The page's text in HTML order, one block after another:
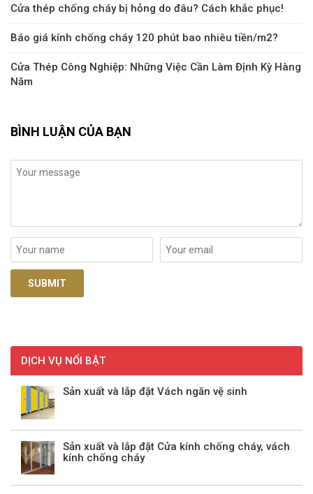
DỊCH VỤ NỔI BẬT
Sản xuất và lắp đặt Vách ngăn vệ sinh
Sản xuất và lắp đặt Cửa kính chống cháy, vách
kính chống cháy
Cửa thép chống cháy bị hỏng do đâu? Cách khắc phục!
Báo giá kính chống cháy 120 phút bao nhiêu tiền/m2?
Cửa Thép Công Nghiệp: Những Việc Cần Làm Định Kỳ Hàng
Năm
BÌNH LUẬN CỦA BẠN